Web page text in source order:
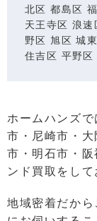
北区 都島区
天王寺区 浪
野区 旭区 城
住吉区 平野区
ホームハンズ
市・尼崎市・
市・明石市・
ンド買取をして
地域密着だか